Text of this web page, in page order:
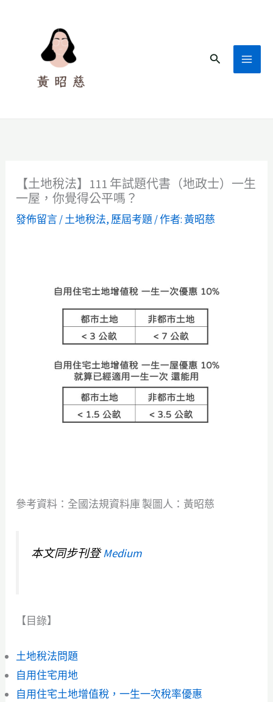
搜
【土地稅法】111 年試題代書（地政士）一生
一屋，你覺得公平嗎？
發佈留言/土地稅法, 歷屆考題 / 作者:黃昭慈
參考資料：全國法規資料庫 製圖人：黃昭慈
本文同步刊登Medium
【目錄】
土地稅法問題
自用住宅用地
自用住宅土地增值稅，一生一次稅率優惠